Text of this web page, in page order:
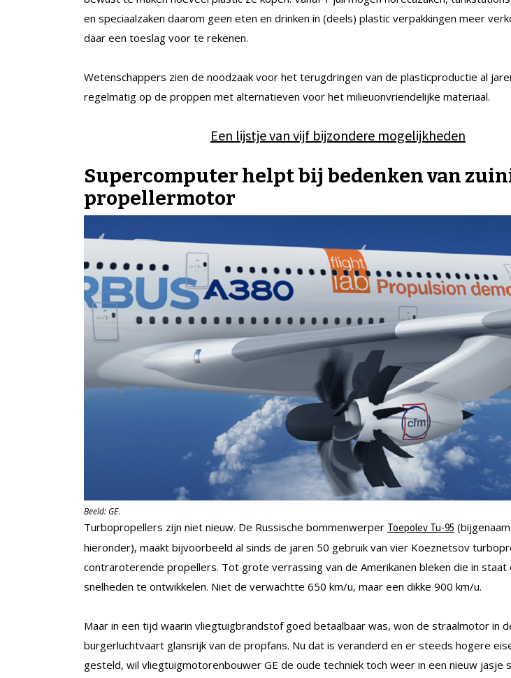
en speciaalzaken daarom geen eten en drinken in (deels) plastic verpakkingen meer
daar een toeslag voor te rekenen.
Wetenschappers zien de noodzaak voor het terugdringen van de plasticproductie al
regelmatig op de proppen met alternatieven voor het milieuonvriendelijke materiaal.
Een lijstje van vijf bijzondere mogelijkheden
Supercomputer helpt bij bedenken van
propellermotor
Beeld: GE.
Turbopropellers zijn niet nieuw. De Russische bommenwerper Toepolev Tu-95
hieronder), maakt bijvoorbeeld al sinds de jaren 50 gebruik van vier Koeznetsov
contraroterende propellers. Tot grote verrassing van de Amerikanen bleken die in staat
snelheden te ontwikkelen. Niet de verwachtte 650 km/u, maar een dikke 900 km/u.
Maar in een tijd waarin vliegtuigbrandstof goed betaalbaar was, won de straalmotor in
burgerluchtvaart glansrijk van de propfans. Nu dat is veranderd en er steeds hogere
gesteld, wil vliegtuigmotorenbouwer GE de oude techniek toch weer in een nieuw jasje